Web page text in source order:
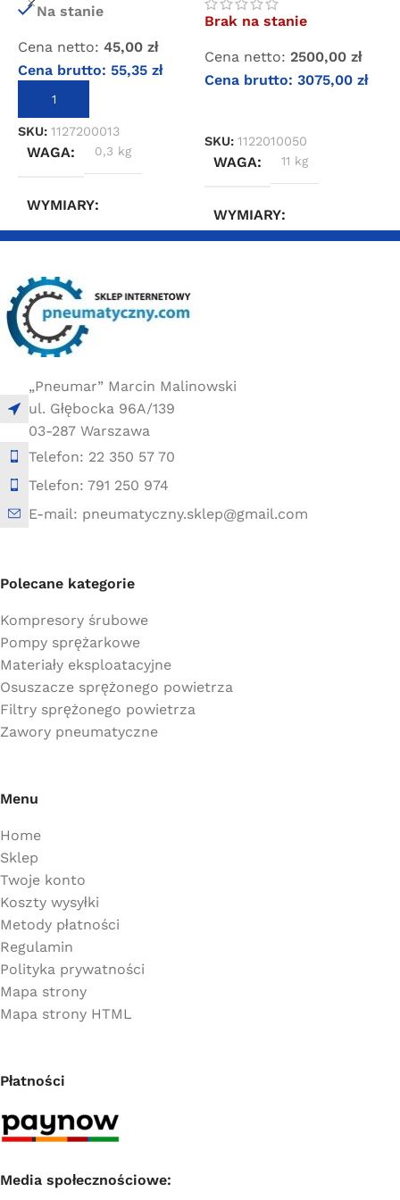
Na stanie
Cena netto: 45,00 zł
Cena brutto: 55,35 zł
DODAJ DO KOSZYKA
SKU: 1127200013
WAGA 0,3 kg
WYMIARY
z silnikiem
Brak na stanie
Cena netto: 2500,00 zł
Cena brutto: 3075,00 zł
SKU: 1122010050
WAGA 11 kg
WYMIARY
„Pneumar” Marcin Malinowski
ul. Głębocka 96A/139
03-287 Warszawa
Telefon: 22 350 57 70
Telefon: 791 250 974
E-mail: pneumatyczny.sklep@gmail.com
Polecane kategorie
Kompresory śrubowe
Pompy sprężarkowe
Materiały eksploatacyjne
Osuszacze sprężonego powietrza
Filtry sprężonego powietrza
Zawory pneumatyczne
Menu
Home
Sklep
Twoje konto
Koszty wysyłki
Metody płatności
Regulamin
Polityka prywatności
Mapa strony
Mapa strony HTML
Płatności
Media społecznościowe: